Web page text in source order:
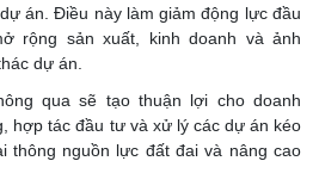
án. Điều này làm giảm động lực đầu
rộng sản xuất, kinh doanh và ảnh
dự án.
qua sẽ tạo thuận lợi cho doanh
hợp tác đầu tư và xử lý các dự án kéo
thông nguồn lực đất đai và nâng cao